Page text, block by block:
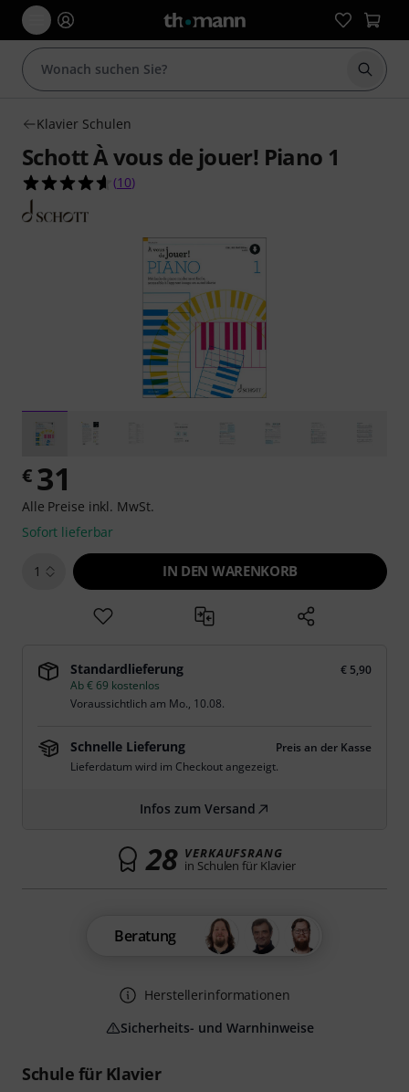
Suche
Klavier Schulen
Schott À vous de jouer! Piano 1
4.6 von 5 Sternen aus 10 Kundenbewertungen
(10)
Schule für Klavier
€ 31
Alle Preise inkl. MwSt.
Sofort lieferbar
1 IN DEN WARENKORB
Standardlieferung
€ 5,90
Ab € 69 kostenlos
Voraussichtlich am Mo., 10.08.
Schnelle Lieferung
Preis an der Kasse
Lieferdatum wird im Checkout angezeigt.
Infos zum Versand
28 VERKAUFSRANG
in Schulen für Klavier
Beratung
Herstellerinformationen
Sicherheits- und Warnhinweise